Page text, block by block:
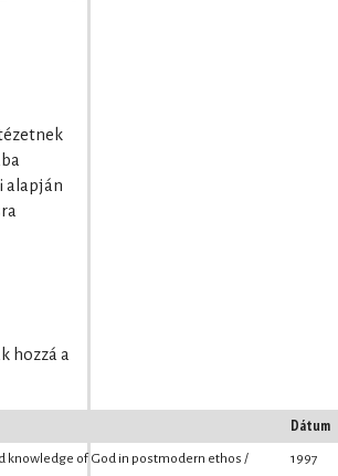
alapján
hozzá a
Dátum
knowledge of God in postmodern ethos / 1997